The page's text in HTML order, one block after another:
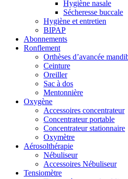
Hygiène nasale
Sécheresse buccale
Hygiène et entretien
BIPAP
Abonnements
Ronflement
Orthèses d’avancée
Ceinture
Oreiller
Sac à dos
Mentonnière
Oxygène
Accessoires concentrateur
Concentrateur portable
Concentrateur stationnaire
Oxymètre
Aérosolthérapie
Nébuliseur
Accessoires Nébuliseur
Tensiomètre